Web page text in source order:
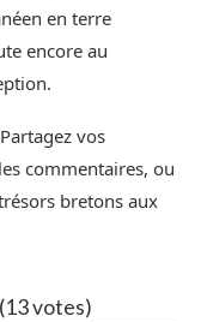
en terre
encore au
vos
commentaires, ou
bretons aux
votes)